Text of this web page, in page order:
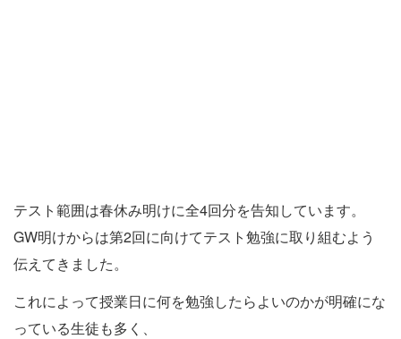
テスト範囲は春休み明けに全4回分を告知しています。
GW明けからは第2回に向けてテスト勉強に取り組むよう
伝えてきました。
これによって授業日に何を勉強したらよいのかが明確にな
っている生徒も多く、